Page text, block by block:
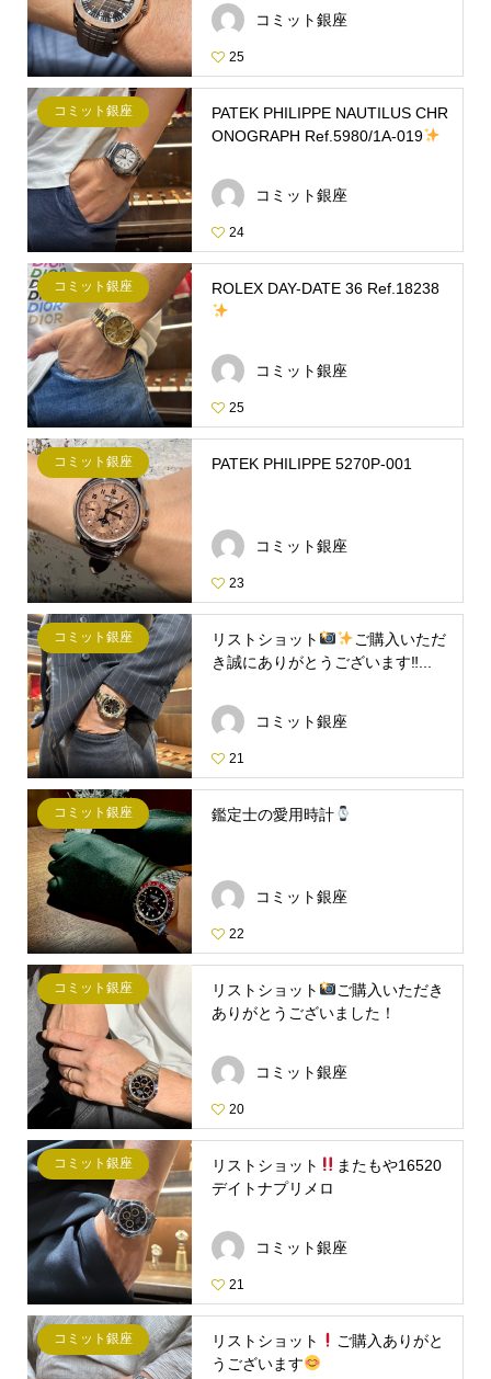
コミット銀座
25
コミット銀座
PATEK PHILIPPE NAUTILUS CHR
ONOGRAPH Ref.5980/1A-019
コミット銀座
24
コミット銀座 ROLEX DAY-DATE 36 Ref.18238
コミット銀座
25
コミット銀座 PATEK PHILIPPE 5270P-001
コミット銀座
23
コミット銀座 リストショット
ご購入いただ
き誠にありがとうございます‼...
コミット銀座
21
コミット銀座 鑑定士の愛用時計
コミット銀座
22
コミット銀座 リストショット
ご購入いただき
ありがとうございました！
コミット銀座
20
コミット銀座 リストショット
またもや16520
デイトナプリメロ
コミット銀座
21
コミット銀座 リストショット
ご購入ありがと
うございます